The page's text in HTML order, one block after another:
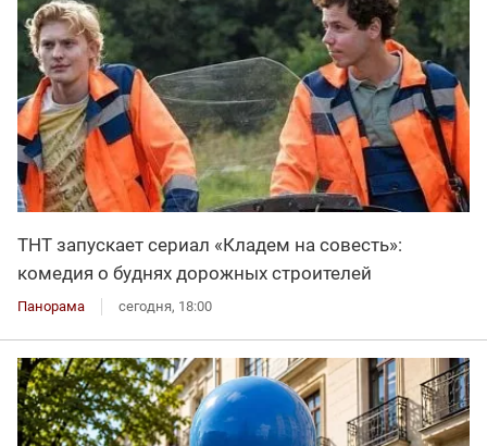
ТНТ запускает сериал «Кладем на совесть»:
комедия о буднях дорожных строителей
Панорама сегодня, 18:00